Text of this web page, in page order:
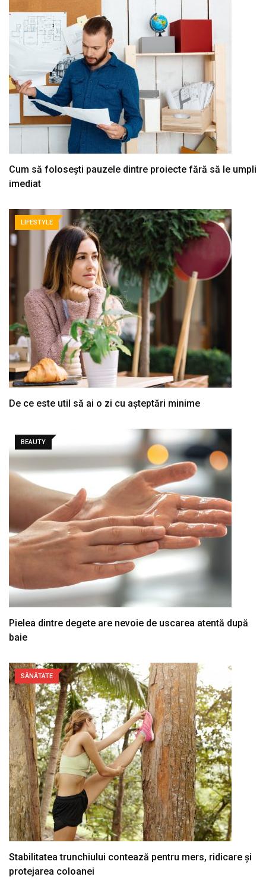
Cum să folosești pauzele dintre proiecte fără să le umpli
imediat
LIFESTYLE
De ce este util să ai o zi cu așteptări minime
BEAUTY
Pielea dintre degete are nevoie de uscarea atentă după
baie
SĂNĂTATE
Stabilitatea trunchiului contează pentru mers, ridicare și
protejarea coloanei